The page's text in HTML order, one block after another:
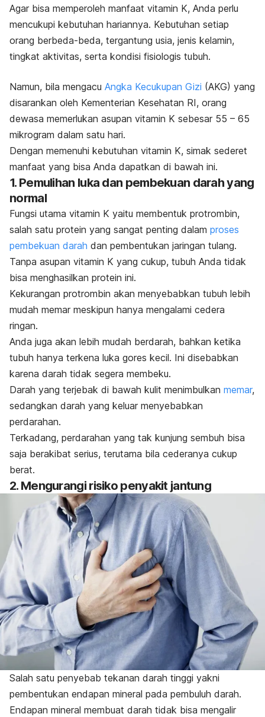
Agar bisa memperoleh manfaat vitamin K, Anda perlu
mencukupi kebutuhan hariannya. Kebutuhan setiap
orang berbeda-beda, tergantung usia, jenis kelamin,
tingkat aktivitas, serta kondisi fisiologis tubuh.
Namun, bila mengacu Angka Kecukupan Gizi (AKG) yang
disarankan oleh Kementerian Kesehatan RI, orang
dewasa memerlukan asupan vitamin K sebesar 55 – 65
mikrogram dalam satu hari.
Dengan memenuhi kebutuhan vitamin K, simak sederet
manfaat yang bisa Anda dapatkan di bawah ini.
1. Pemulihan luka dan pembekuan darah yang
normal
Fungsi utama vitamin K yaitu membentuk protrombin,
salah satu protein yang sangat penting dalam proses
pembekuan darah dan pembentukan jaringan tulang.
Tanpa asupan vitamin K yang cukup, tubuh Anda tidak
bisa menghasilkan protein ini.
Kekurangan protrombin akan menyebabkan tubuh lebih
mudah memar meskipun hanya mengalami cedera
ringan.
Anda juga akan lebih mudah berdarah, bahkan ketika
tubuh hanya terkena luka gores kecil. Ini disebabkan
karena darah tidak segera membeku.
Darah yang terjebak di bawah kulit menimbulkan memar,
sedangkan darah yang keluar menyebabkan
perdarahan.
Terkadang, perdarahan yang tak kunjung sembuh bisa
saja berakibat serius, terutama bila cederanya cukup
berat.
2. Mengurangi risiko penyakit jantung
Salah satu penyebab tekanan darah tinggi yakni
pembentukan endapan mineral pada pembuluh darah.
Endapan mineral membuat darah tidak bisa mengalir